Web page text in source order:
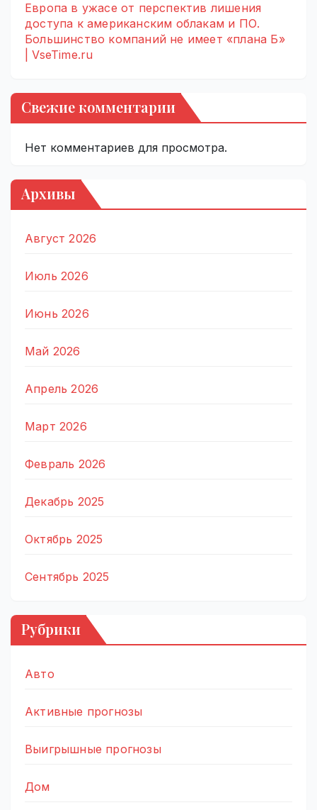
Европа в ужасе от перспектив лишения
доступа к американским облакам и ПО.
Большинство компаний не имеет «плана Б»
| VseTime.ru
Свежие комментарии
Нет комментариев для просмотра.
Архивы
Август 2026
Июль 2026
Июнь 2026
Май 2026
Апрель 2026
Март 2026
Февраль 2026
Декабрь 2025
Октябрь 2025
Сентябрь 2025
Рубрики
Авто
Активные прогнозы
Выигрышные прогнозы
Дом